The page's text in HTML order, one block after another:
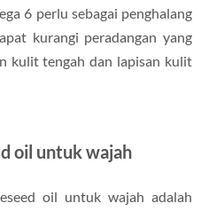
6 perlu sebagai penghalang
kurangi peradangan yang
kulit tengah dan lapisan kulit
oil untuk wajah
oil untuk wajah adalah